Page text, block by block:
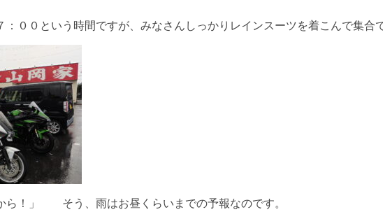
：００という時間ですが、みなさんしっかりレインスーツを着こんで集合
ら！」 そう、雨はお昼くらいまでの予報なのです。